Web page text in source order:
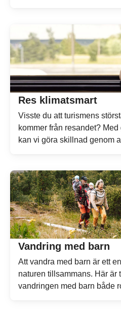
Res klimatsmart
Visste du att turismens
kommer från resandet?
kan vi göra skillnad genom
Vandring med barn
Att vandra med barn är ett
naturen tillsammans. Här är
vandringen med barn både